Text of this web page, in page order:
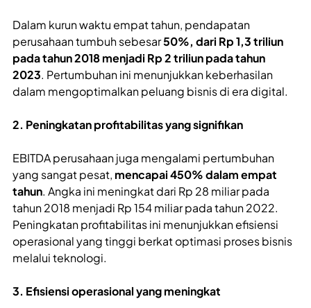
Dalam kurun waktu empat tahun, pendapatan
perusahaan tumbuh sebesar50%, dari Rp 1,3 triliun
pada tahun 2018 menjadi Rp 2 triliun pada tahun
2023. Pertumbuhan ini menunjukkan keberhasilan
dalam mengoptimalkan peluang bisnis di era digital.
2. Peningkatan profitabilitas yang signifikan
EBITDA perusahaan juga mengalami pertumbuhan
yang sangat pesat, mencapai 450% dalam empat
tahun. Angka ini meningkat dari Rp 28 miliar pada
tahun 2018 menjadi Rp 154 miliar pada tahun 2022.
Peningkatan profitabilitas ini menunjukkan efisiensi
operasional yang tinggi berkat optimasi proses bisnis
melalui teknologi.
3. Efisiensi operasional yang meningkat